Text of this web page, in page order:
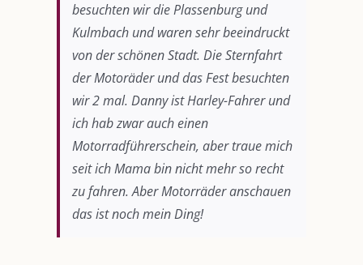
besuchten wir die Plassenburg und
Kulmbach und waren sehr beeindruckt
von der schönen Stadt. Die Sternfahrt
der Motoräder und das Fest besuchten
wir 2 mal. Danny ist Harley-Fahrer und
ich hab zwar auch einen
Motorradführerschein, aber traue mich
seit ich Mama bin nicht mehr so recht
zu fahren. Aber Motorräder anschauen
das ist noch mein Ding!